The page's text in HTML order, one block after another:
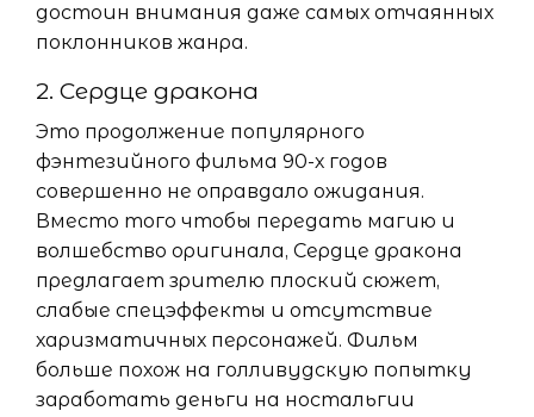
достоин внимания даже самых отчаянных
поклонников жанра.
2. Сердце дракона
Это продолжение популярного
фэнтезийного фильма 90-х годов
совершенно не оправдало ожидания.
Вместо того чтобы передать магию и
волшебство оригинала, Сердце дракона
предлагает зрителю плоский сюжет,
слабые спецэффекты и отсутствие
харизматичных персонажей. Фильм
больше похож на голливудскую попытку
заработать деньги на ностальгии